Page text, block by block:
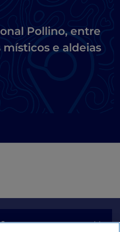
Pollino, entre
e aldeias